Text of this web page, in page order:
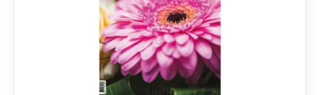
Šopki